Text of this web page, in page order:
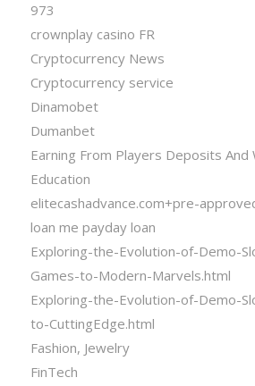
973
crownplay casino FR
Cryptocurrency News
Cryptocurrency service
Dinamobet
Dumanbet
Earning From Players Deposits And
Education
elitecashadvance.com+pre-
loan me payday loan
Exploring-the-Evolution-of-Demo-
Games-to-Modern-Marvels.html
Exploring-the-Evolution-of-Demo-
to-CuttingEdge.html
Fashion, Jewelry
FinTech